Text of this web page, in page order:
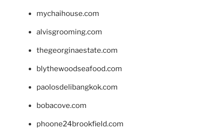
mychaihouse.com
alvisgrooming.com
thegeorginaestate.com
blythewoodseafood.com
paolosdelibangkok.com
bobacove.com
phoone24brookfield.com